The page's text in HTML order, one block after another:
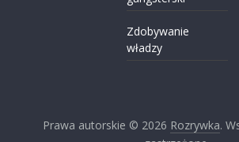
Zdobywanie
władzy
Prawa autorskie © 2026 Rozrywka.